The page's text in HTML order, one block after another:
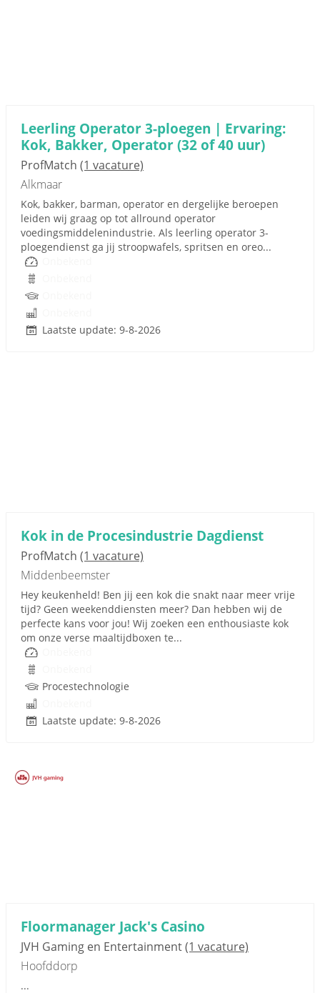
Leerling Operator 3-ploegen | Ervaring:
Kok, Bakker, Operator (32 of 40 uur)
ProfMatch (1 vacature)
Alkmaar
Kok, bakker, barman, operator en dergelijke beroepen
leiden wij graag op tot allround operator
voedingsmiddelenindustrie. Als leerling operator 3-
ploegendienst ga jij stroopwafels, spritsen en oreo...
Laatste update: 9-8-2026
Kok in de Procesindustrie Dagdienst
ProfMatch (1 vacature)
Middenbeemster
Hey keukenheld! Ben jij een kok die snakt naar meer vrije
tijd? Geen weekenddiensten meer? Dan hebben wij de
perfecte kans voor jou! Wij zoeken een enthousiaste kok
om onze verse maaltijdboxen te...
Procestechnologie
Laatste update: 9-8-2026
Floormanager Jack's Casino
JVH Gaming en Entertainment(1 vacature)
Hoofddorp
...